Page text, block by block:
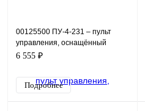
00125500 ПУ-4-231 – пульт
управления, оснащённый
индикацией в виде зелёной
6 555 ₽
Подробнее